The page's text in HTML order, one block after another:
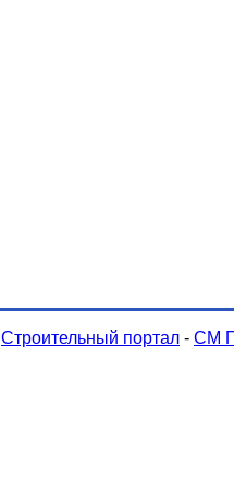
Строительный портал - СМ